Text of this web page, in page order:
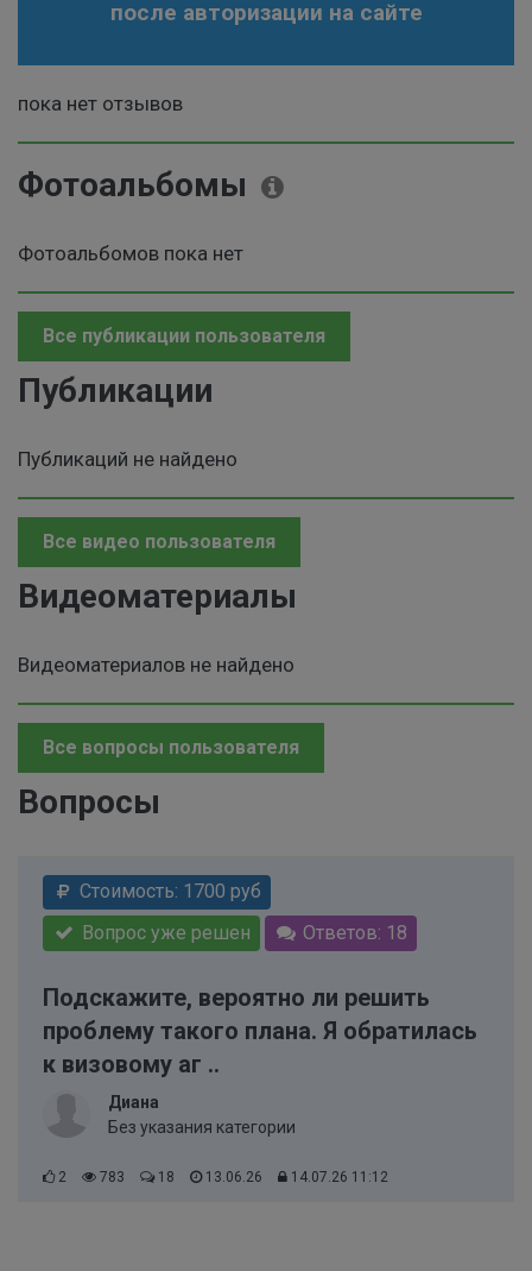
после авторизации на сайте
пока нет отзывов
Фотоальбомы
Фотоальбомов пока нет
Все публикации пользователя
Публикации
Публикаций не найдено
Все видео пользователя
Видеоматериалы
Видеоматериалов не найдено
Все вопросы пользователя
Вопросы
Стоимость: 1700 руб
Вопрос уже решен
Ответов: 18
Подскажите, вероятно ли решить
проблему такого плана. Я обратилась
к визовому аг ..
Диана
Без указания категории
2 783 18 13.06.26 14.07.26 11:12